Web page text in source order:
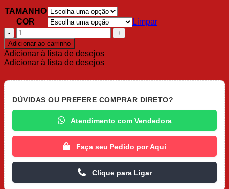
TAMANHO
COR
Limpar
Camisola
Plus
Poliamida
com
Detalhes
quantidade
Adicionar ao carrinho
Adicionar à lista de desejos
Adicionar à lista de desejos
DÚVIDAS OU PREFERE COMPRAR DIRETO?
Atendimento com Vendedora
Faça seu Pedido por Aqui
Clique para Ligar